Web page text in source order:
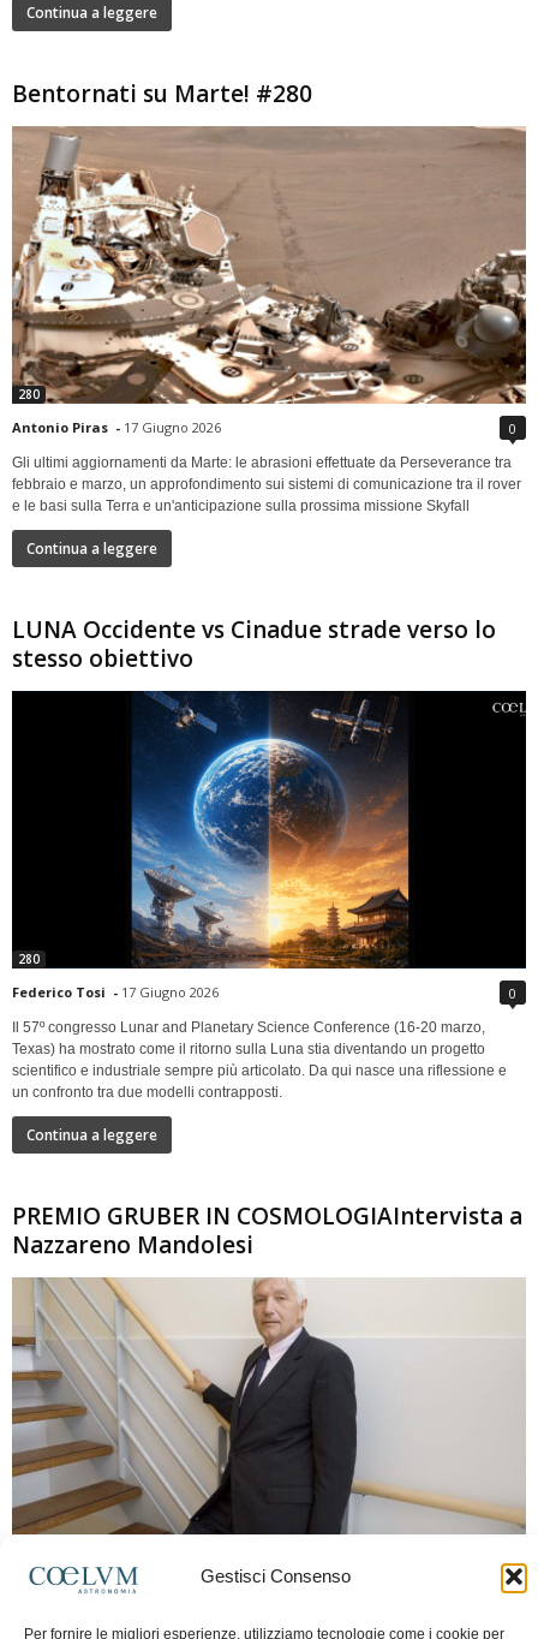
Gestisci Consenso
Per fornire le migliori esperienze, utilizziamo tecnologie come i cookie per
Continua a leggere
Bentornati su Marte! #280
280
Antonio Piras - 17 Giugno 2026 0
Gli ultimi aggiornamenti da Marte: le abrasioni effettuate da Perseverance tra
febbraio e marzo, un approfondimento sui sistemi di comunicazione tra il rover
e le basi sulla Terra e un'anticipazione sulla prossima missione Skyfall
Continua a leggere
LUNA Occidente vs Cinadue strade verso lo
stesso obiettivo
280
Federico Tosi - 17 Giugno 2026 0
Il 57º congresso Lunar and Planetary Science Conference (16-20 marzo,
Texas) ha mostrato come il ritorno sulla Luna stia diventando un progetto
scientifico e industriale sempre più articolato. Da qui nasce una riflessione e
un confronto tra due modelli contrapposti.
Continua a leggere
PREMIO GRUBER IN COSMOLOGIAIntervista a
Nazzareno Mandolesi
Frida Paolella - 16 Giugno 2026 0
spaziale europea e della missione Planck. Il dialogo ripercorre i principali